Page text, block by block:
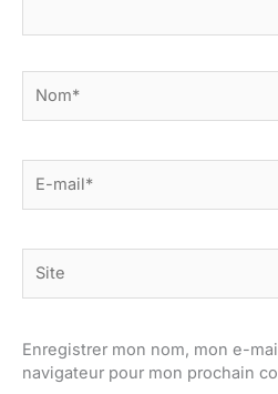
mail*
Enregistrer mon nom, mon e-
navigateur pour mon prochain